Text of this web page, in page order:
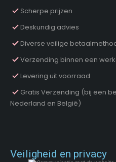
Scherpe prijzen
Deskundig advies
Diverse veilige
Verzending binnen een
Levering uit voorraad
Gratis Verzending (bij een
Nederland en België)
Veiligheid en privacy